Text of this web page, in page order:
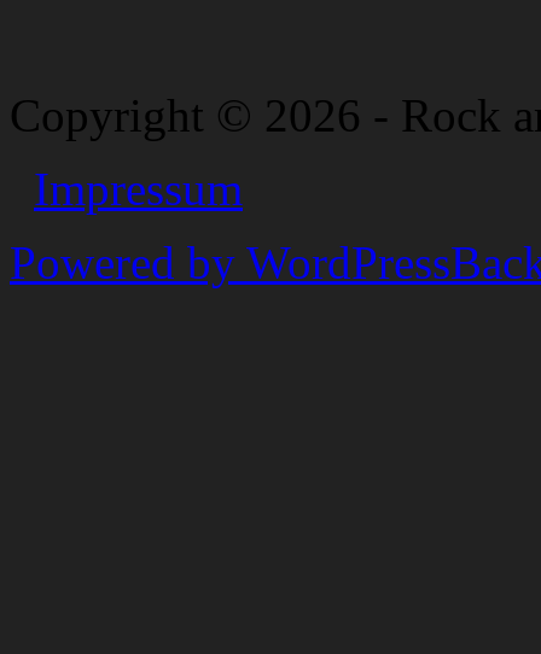
Copyright © 2026 - Rock
Impressum
Powered by WordPress